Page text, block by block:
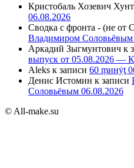
Кристобаль Хозевич
06.08.2026
Сводка с фронта - (не от
Владимиром Соловьёвым
Аркадий Зыгмунтович к
выпуск от 05.08.2026 —
Aleks к записи 60 ṃинẏƫ
Денис Истомин к записи
Соловьёвым 06.08.2026
© All-make.su